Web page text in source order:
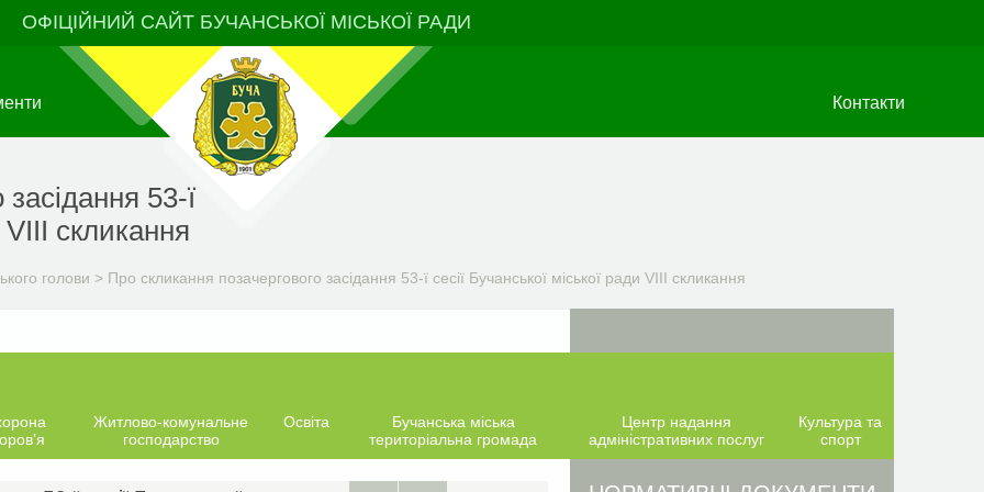
ОФІЦІЙНИЙ САЙТ БУЧАНСЬКОЇ МІСЬКОЇ РАДИ
Контакти
53-ї
VIIІ скликання
голови > Про скликання позачергового засідання 53-ї сесії Бучанської міської ради VIIІ скликання
Житлово-комунальне
господарство
Освіта
Бучанська міська
територіальна громада
Центр надання
адміністративних послуг
Культура та
спорт